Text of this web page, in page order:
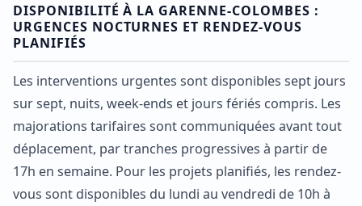
DISPONIBILITÉ À LA GARENNE-COLOMBES :
URGENCES NOCTURNES ET RENDEZ-VOUS
PLANIFIÉS
Les interventions urgentes sont disponibles sept jours
sur sept, nuits, week-ends et jours fériés compris. Les
majorations tarifaires sont communiquées avant tout
déplacement, par tranches progressives à partir de
17h en semaine. Pour les projets planifiés, les rendez-
vous sont disponibles du lundi au vendredi de 10h à